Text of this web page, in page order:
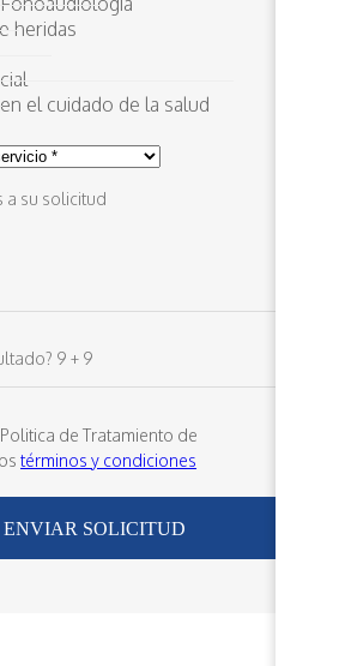
heridas
el cuidado de la salud
de Tratamiento de
términos y condiciones
ENVIAR SOLICITUD